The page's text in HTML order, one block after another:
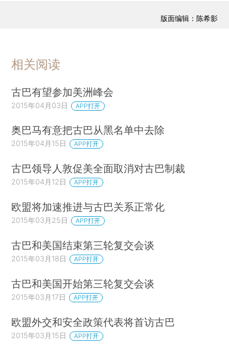
版面编辑：陈希影
相关阅读
古巴有望参加美洲峰会
2015年04月03日 APP打开
奥巴马有意把古巴从黑名单中去除
2015年04月15日 APP打开
古巴领导人敦促美全面取消对古巴制裁
2015年04月12日 APP打开
欧盟将加速推进与古巴关系正常化
2015年03月25日 APP打开
古巴和美国结束第三轮复交会谈
2015年03月18日 APP打开
古巴和美国开始第三轮复交会谈
2015年03月17日 APP打开
欧盟外交和安全政策代表将首访古巴
2015年03月15日 APP打开